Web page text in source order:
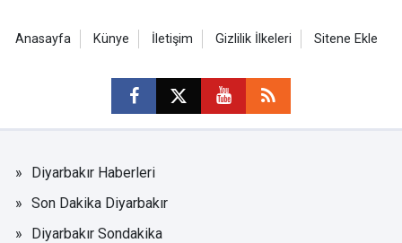
Anasayfa Künye İletişim Gizlilik İlkeleri Sitene Ekle
Diyarbakır Haberleri
Son Dakika Diyarbakır
Diyarbakır Sondakika